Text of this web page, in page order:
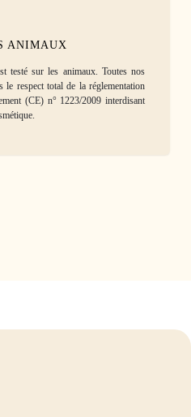
ANIMAUX
testé sur les animaux. Toutes nos
le respect total de la réglementation
(CE) n° 1223/2009 interdisant